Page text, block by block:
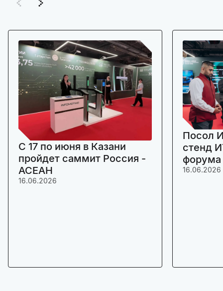
C 17 по июня в Казани
пройдет саммит Россия -
АСЕАН
16.06.2026
Посол
стенд
16.06.2026